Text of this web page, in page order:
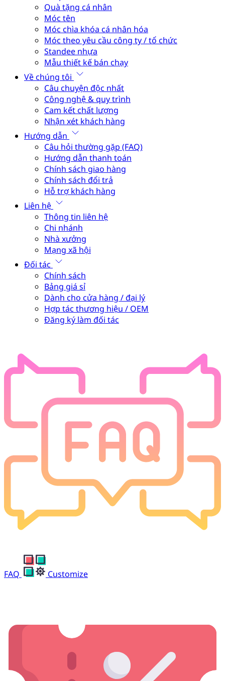
Quà tặng cá nhân
Móc tên
Móc chìa khóa cá nhân hóa
Móc theo yêu cầu công ty / tổ chức
Standee nhựa
Mẫu thiết kế bán chạy
Về chúng tôi
Câu chuyện độc nhất
Công nghệ & quy trình
Cam kết chất lượng
Nhận xét khách hàng
Hướng dẫn
Câu hỏi thường gặp (FAQ)
Hướng dẫn thanh toán
Chính sách giao hàng
Chính sách đổi trả
Hỗ trợ khách hàng
Liên hệ
Thông tin liên hệ
Chi nhánh
Nhà xưởng
Mạng xã hội
Đối tác
Chính sách
Bảng giá sỉ
Dành cho cửa hàng / đại lý
Hợp tác thương hiệu / OEM
Đăng ký làm đối tác
FAQ Customize